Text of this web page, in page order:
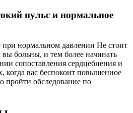
пульс и нормальное
нормальном давлении Не стоит
вы больны, и тем более начинать
сопоставления сердцебиения и
когда вас беспокоит повышенное
пройти обследование по